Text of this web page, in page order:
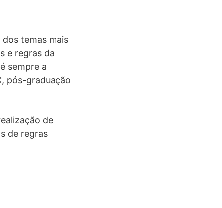
temas mais
e regras da
sempre a
pós-graduação
de
de regras